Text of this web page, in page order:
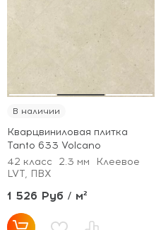
В наличии
Кварцвиниловая плитка
Tanto 633 Volcano
42 класс
2.3 мм
Клеевое
LVT, ПВХ
1 526 Руб / м²